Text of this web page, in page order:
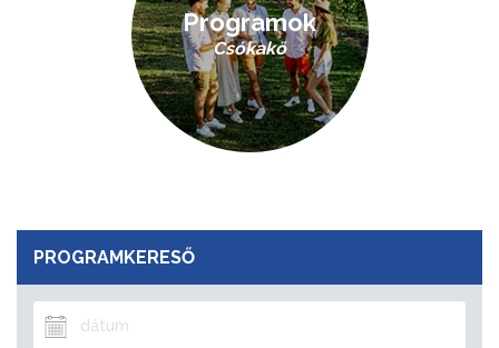
PROGRAMKERESŐ
Programok
Csókakő